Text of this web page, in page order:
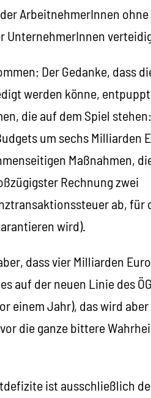
ArbeitnehmerInnen ohne
UnternehmerInnen
Der Gedanke, dass
werden könne,
die auf dem Spiel
um sechs Milliarden
Maßnahmen,
Rechnung zwei
ab, für
wird).
dass vier Milliarden
auf der neuen Linie des
einem Jahr), das wird
die ganze bittere
ist ausschließlich